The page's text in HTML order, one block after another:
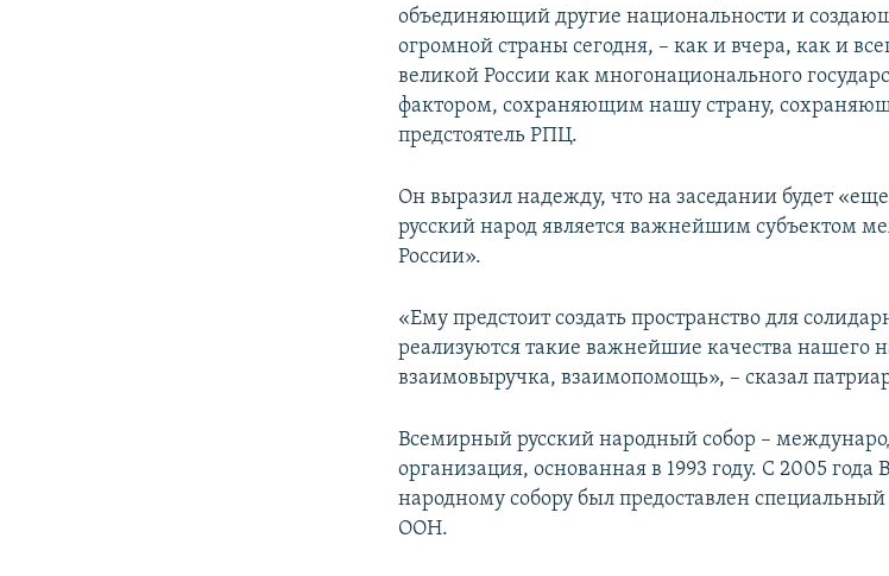
объединяющий другие национальности и
огромной страны сегодня, – как и вчера, как и
великой России как многонационального
фактором, сохраняющим нашу страну,
предстоятель РПЦ.
Он выразил надежду, что на заседании будет
русский народ является важнейшим субъектом
России».
«Ему предстоит создать пространство для
реализуются такие важнейшие качества нашего
взаимовыручка, взаимопомощь», – сказал
Всемирный русский народный собор –
организация, основанная в 1993 году. С 2005
народному собору был предоставлен
ООН.